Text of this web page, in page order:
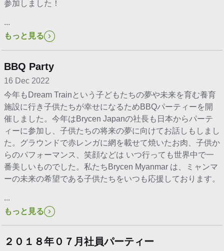
参加しました！
...
もっと見る
BBQ Party
16 Dec 2022
今年もDream Trainという子どもたちの夢や未来を育む養育
施設に行き子供たちが幸せになるためBBQパーティーを開
催しました。今年はBrycen Japanの社長も日本からパーテ
ィーに参加し、子供たちの将来の夢に向けてお話しもしまし
た。グラウンドで赤レンガに網を載せて焼いたお肉、子供か
らのパフォーマンス、笑顔などは いつ行っても世界中で一
番美しいものでした。私たちBrycen Myanmar は、ミャンマ
ーの未来の希望である子供たちをいつも応援しております。
...
もっと見る
２０１８年０７月社員パーティー